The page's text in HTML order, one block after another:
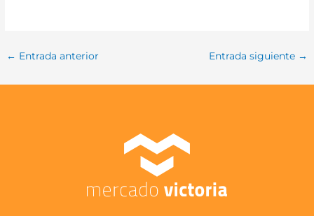
← Entrada anterior Entrada siguiente →